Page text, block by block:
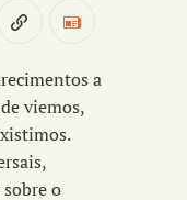
a
viemos,
o